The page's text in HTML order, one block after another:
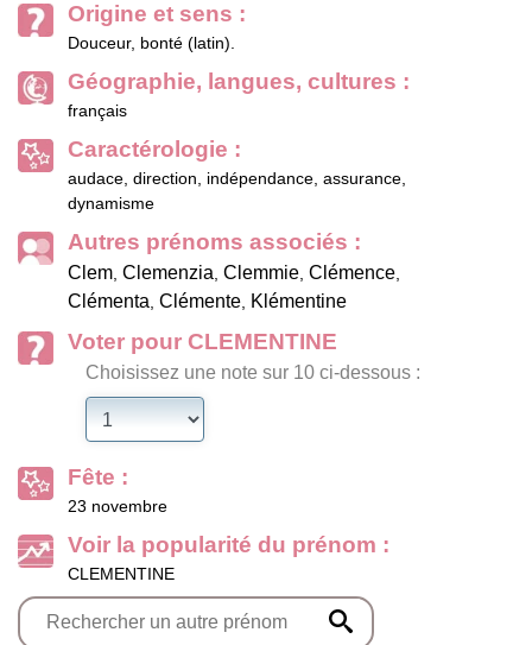
Origine et sens :
Douceur, bonté (latin).
Géographie, langues, cultures :
français
Caractérologie :
audace, direction, indépendance, assurance,
dynamisme
Autres prénoms associés :
Clem, Clemenzia, Clemmie, Clémence,
Clémenta, Clémente, Klémentine
Voter pour CLEMENTINE
Choisissez une note sur 10 ci-dessous :
Fête :
23 novembre
Voir la popularité du prénom :
CLEMENTINE